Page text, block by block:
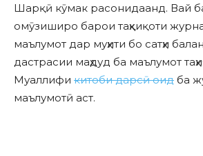
Шарқӣ кӯмак расонидаанд. Вай
омӯзиширо барои таҳқиқоти
маълумот дар муҳити бо сатҳи
дастрасии маҳдуд ба маълумот
Муаллифи китоби дарсӣ оид ба
маълумотӣ аст.